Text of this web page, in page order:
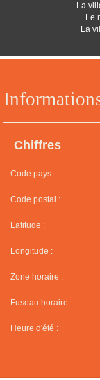
Chiffres
Code pays :
Code postal :
Latitude :
Longitude :
Zone horaire :
Fuseau horaire :
Heure d'été :
La
Le
La